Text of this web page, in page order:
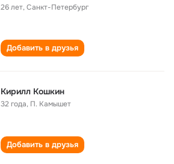
26 лет,Санкт-Петербург
Добавить в друзья
Кирилл Кошкин
32 года, П. Камышет
Добавить в друзья